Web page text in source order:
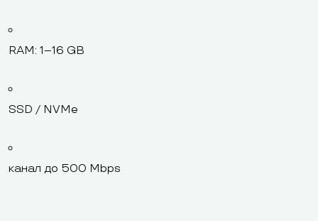
RAM: 1–16 GB
SSD / NVMe
канал до 500 Mbps